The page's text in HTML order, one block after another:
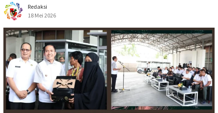
Redaksi
18 Mei 2026